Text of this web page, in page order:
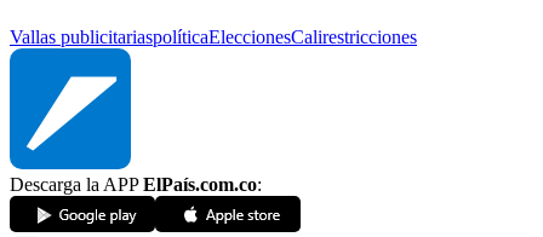
Vallas publicitariaspolíticaEleccionesCalirestricciones
Descarga la APPElPaís.com.co: